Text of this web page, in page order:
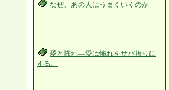
なぜ、あの人はうまくいくのか
愛と怖れ―愛は怖れをサバ折りに
する。